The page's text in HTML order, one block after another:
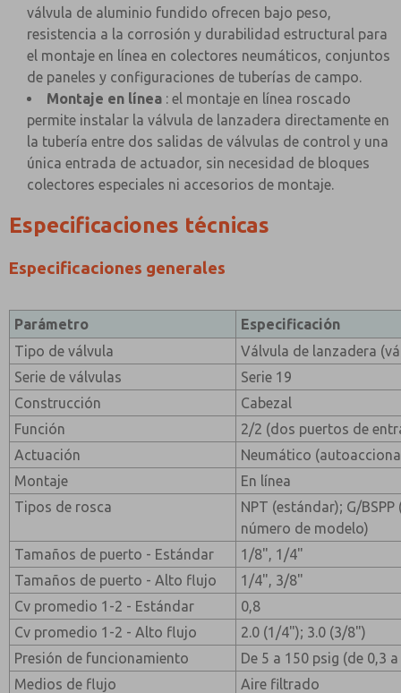
válvula de aluminio fundido ofrecen bajo peso,
resistencia a la corrosión y durabilidad estructural para
el montaje en línea en colectores neumáticos, conjuntos
de paneles y configuraciones de tuberías de campo.
Montaje en línea : el montaje en línea roscado
permite instalar la válvula de lanzadera directamente en
la tubería entre dos salidas de válvulas de control y una
única entrada de actuador, sin necesidad de bloques
colectores especiales ni accesorios de montaje.
Especificaciones técnicas
Especificaciones generales
Parámetro
Especificación
Tipo de válvula
Válvula de lanzadera
Serie de válvulas
Serie 19
Construcción
Cabezal
Función
2/2 (dos puertos de
Actuación
Neumático
Montaje
En línea
Tipos de rosca
NPT (estándar); G/
número de modelo)
Tamaños de puerto - Estándar
1/8", 1/4"
Tamaños de puerto - Alto flujo
1/4", 3/8"
Cv promedio 1-2 - Estándar
0,8
Cv promedio 1-2 - Alto flujo
2.0 (1/4"); 3.0 (3/8")
Presión de funcionamiento
De 5 a 150 psig (de 0,3
Medios de flujo
Aire filtrado